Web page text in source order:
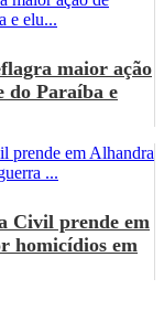
maior ação
do Paraíba e
Civil prende em
homicídios em